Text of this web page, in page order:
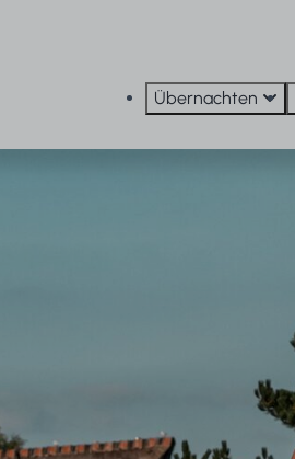
Übernachten